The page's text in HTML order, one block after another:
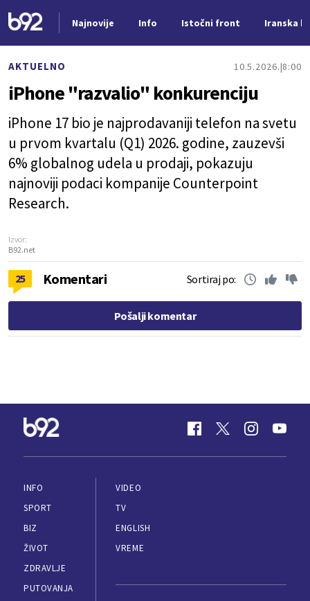
Najnovije Info Istočni front Iranska
AKTUELNO 10.5.2026. 8:00
iPhone "razvalio" konkurenciju
iPhone 17 bio je najprodavaniji telefon na svetu
u prvom kvartalu (Q1) 2026. godine, zauzevši
6% globalnog udela u prodaji, pokazuju
najnoviji podaci kompanije Counterpoint
Research.
Izvor:
B92.net
25 Komentari Sortiraj po:
Pošalji komentar
INFO
SPORT
BIZ
ŽIVOT
ZDRAVLJE
PUTOVANJA
VIDEO
TV
ENGLISH
VREME